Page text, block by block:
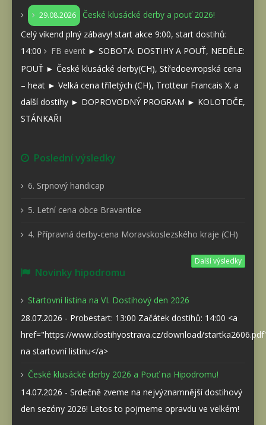
29.08.2026
České klusácké derby a pouť 2026!
Celý víkend plný zábavy! start akce 9:00, start dostihů:
14:00
FB event ► SOBOTA: DOSTIHY A POUŤ, NEDĚLE:
POUŤ ► České klusácké derby(CH), Středoevropská cena
– heat ► Velká cena tříletých (CH), Trotteur Francais X. a
další dostihy ► DOPROVODNÝ PROGRAM ► KOLOTOČE,
STÁNKAŘI
Poslední výsledky
6. Srpnový handicap
5. Letní cena obce Bravantice
4. Přípravná derby-cena Moravskoslezského kraje (CH)
Další výsledky
Novinky hipodromu
Startovní listina na VI. Dostihový den 2026
28.07.2026 - Probestart: 13:00 Začátek dostihů: 14:00 <a
href="https://www.dostihyostrava.cz/download/
na startovní listinu</a>
České klusácké derby 2026 a Pouť na Hipodromu!
14.07.2026 - Srdečně zveme na nejvýznamnější dostihový
den sezóny 2026! Letos to pojmeme opravdu ve velkém!